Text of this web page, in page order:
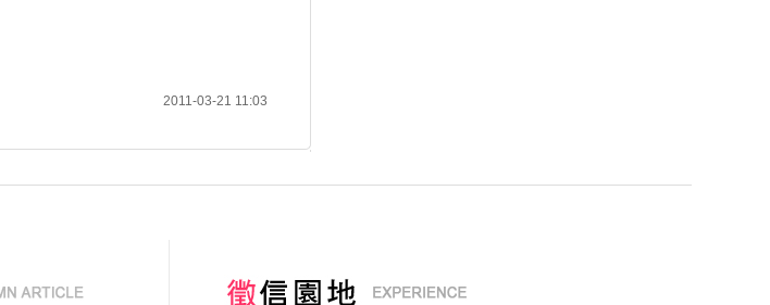
2011-03-21 11:03